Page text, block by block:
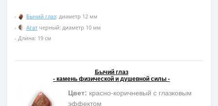
- Бычий глаз: диаметр 12 мм
-
Агат черный: диаметр 10 мм
- Длина: 19 см
Бычий глаз
- камень физической и душевной силы -
Цвет: красно-коричневый с глазковым
эффектом